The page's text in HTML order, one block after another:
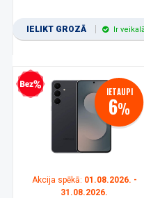
IELIKT GROZĀ Ir
kredīts IETAUPI
6%
Akcija spēkā: 01.08.2026. -
31.08.2026.